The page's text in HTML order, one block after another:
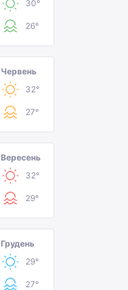
30°
26°
Червень
32°
27°
Вересень
32°
29°
Грудень
29°
27°